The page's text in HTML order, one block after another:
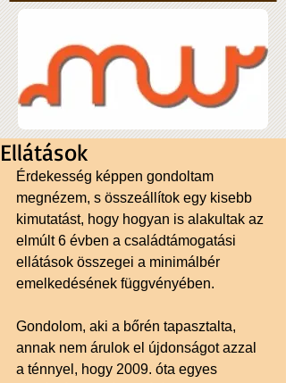
Ellátások
Érdekesség képpen gondoltam
megnézem, s összeállítok egy kisebb
kimutatást, hogy hogyan is alakultak az
elmúlt 6 évben a családtámogatási
ellátások összegei a minimálbér
emelkedésének függvényében.
Gondolom, aki a bőrén tapasztalta,
annak nem árulok el újdonságot azzal
a ténnyel, hogy 2009. óta egyes